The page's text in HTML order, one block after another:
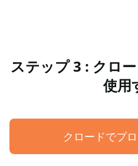
ステップ 3 : クロ
使用
クロードでプ